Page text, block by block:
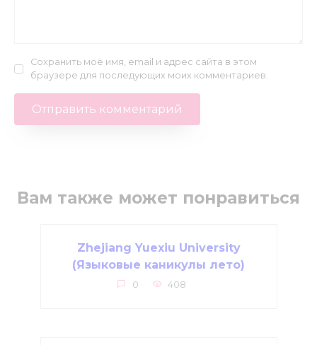
Сохранить моё имя, email и адрес сайта в этом
браузере для последующих моих комментариев.
Вам также может понравиться
Zhejiang Yuexiu University
(Языковые каникулы лето)
0 408